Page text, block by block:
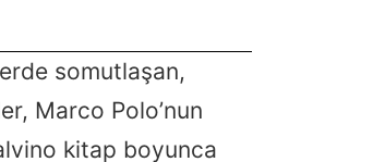
somutlaşan,
Marco Polo’nun
kitap boyunca